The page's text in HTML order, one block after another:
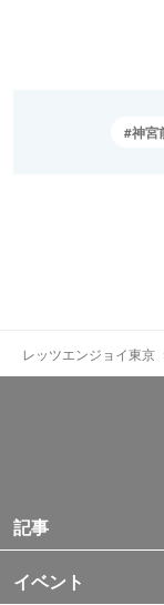
神宮
レッツエンジョイ東京
記事
イベント